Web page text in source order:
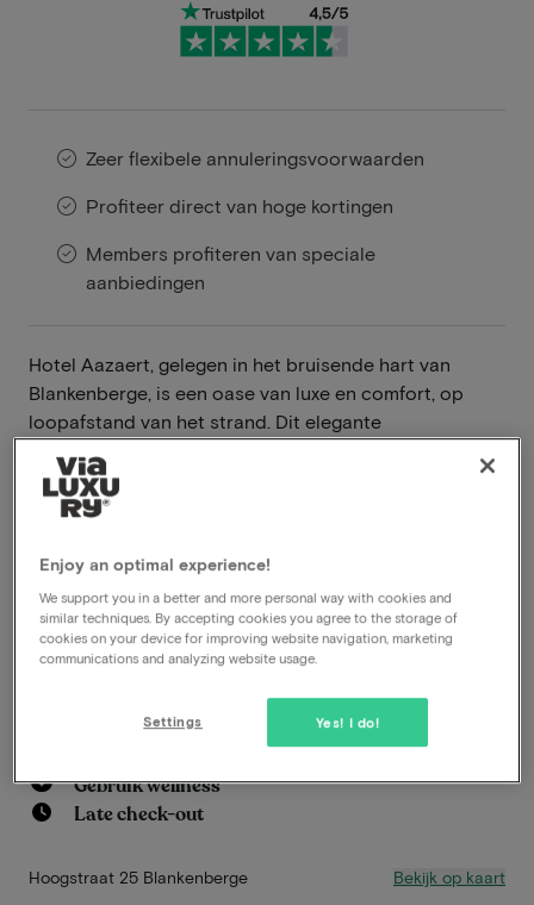
Zeer flexibele annuleringsvoorwaarden
Profiteer direct van hoge kortingen
Members profiteren van speciale
aanbiedingen
Hotel Aazaert, gelegen in het bruisende hart van
Blankenberge, is een oase van luxe en comfort, op
loopafstand van het strand. Dit elegante
biedt een ongeëvenaarde combinatie van stijlvolle
accommodatie, eersteklas voorzieningen, en een
het ook een heerlijke bestemming om per fiets te
verkennen.
Lees meer
Op steenworp afstand van Knokke en Brugge
Gebruik wellness
Late check-out
Hoogstraat 25 Blankenberge Bekijk op kaart
Enjoy an optimal experience!
We support you in a better and more personal way with cookies and
similar techniques. By accepting cookies you agree to the storage of
cookies on your device for improving website navigation, marketing
communications and analyzing website usage.
Yes! I do!
Settings